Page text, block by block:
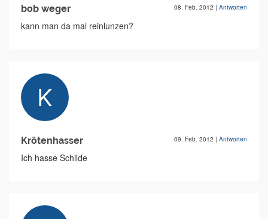
bob weger 08. Feb. 2012 | Antworten
kann man da mal reinlunzen?
Krötenhasser 09. Feb. 2012 | Antworten
Ich hasse Schilde